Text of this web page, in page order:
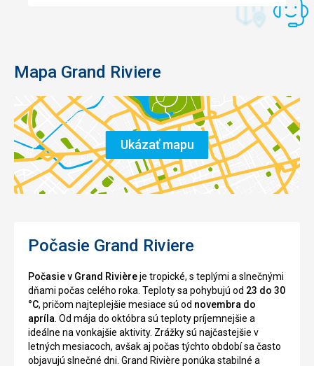
Mapa Grand Riviere
Ukázať mapu
Počasie Grand Riviere
Počasie v Grand Rivièreje tropické, s teplými a slnečnými
dňami počas celého roka. Teploty sa pohybujú od 23 do 30
°C, pričom najteplejšie mesiace sú od novembra do
apríla . Od mája do októbra sú teploty príjemnejšie a
ideálne na vonkajšie aktivity. Zrážky sú najčastejšie v
letných mesiacoch, avšak aj počas týchto období sa často
objavujú slnečné dni. Grand Rivière ponúka stabilné a